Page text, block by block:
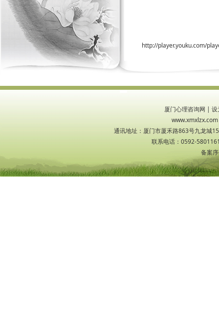
http://player.youku.com/
厦门心理咨询网 | 设
通讯地址：厦门市厦禾路863号九龙城
联系电话：0592-
备案